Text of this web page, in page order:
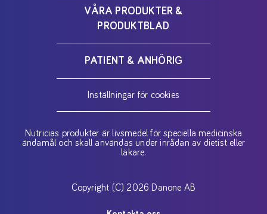
VÅRA PRODUKTER &
PRODUKTBLAD
PATIENT & ANHÖRIG
Inställningar för cookies
Nutricias produkter är livsmedel för speciella medicinska
ändamål och skall användas under inrådan av dietist eller
läkare.
Copyright (C) 2026 Danone AB